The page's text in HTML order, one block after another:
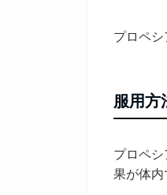
プロペ
服用方
プロペ
果が体内